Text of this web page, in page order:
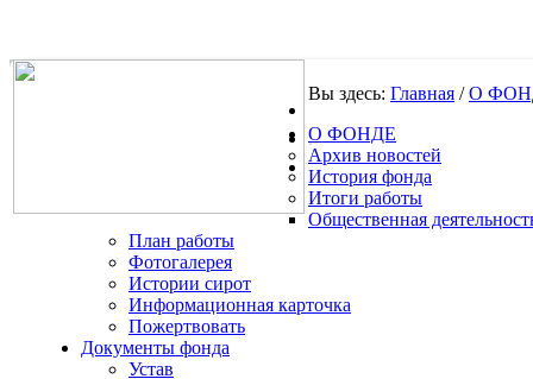
.
Вы здесь: Главная /О
О ФОНДЕ
Архив новостей
История фонда
Итоги работы
Общественная
План работы
Фотогалерея
Истории сирот
Информационная карточка
Пожертвовать
Документы фонда
Устав